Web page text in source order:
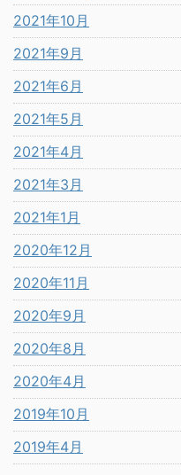
2021年10月
2021年9月
2021年6月
2021年5月
2021年4月
2021年3月
2021年1月
2020年12月
2020年11月
2020年9月
2020年8月
2020年4月
2019年10月
2019年4月